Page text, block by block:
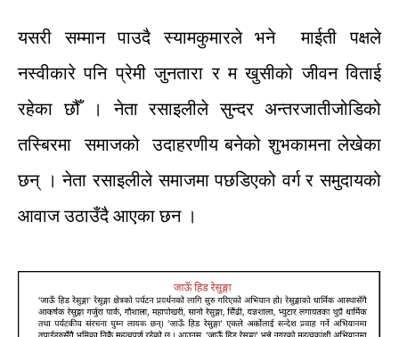
यसरी सम्मान पाउदै स्यामकुमारले भने माईती
पक्षले
नस्वीकारे पनि प्रेमी जुनतारा र म खुसीको जीवन विताई
रहेका छौँ । नेता रसाइलीले सुन्दर अन्तरजातीजोडिको
तस्बिरमा
समाजको उदाहरणीय बनेको शुभकामना लेखेका
छन् । नेता रसाइलीले समाजमा पछडिएको वर्ग र समुदायको
आवाज उठाउँदै आएका छन ।